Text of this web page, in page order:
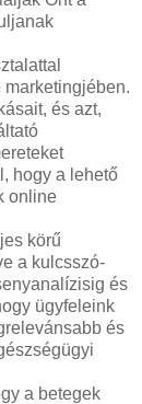
és azt,
hogy a lehető
online
körű
a kulcsszó-
és
ügyfeleink
és
a betegek